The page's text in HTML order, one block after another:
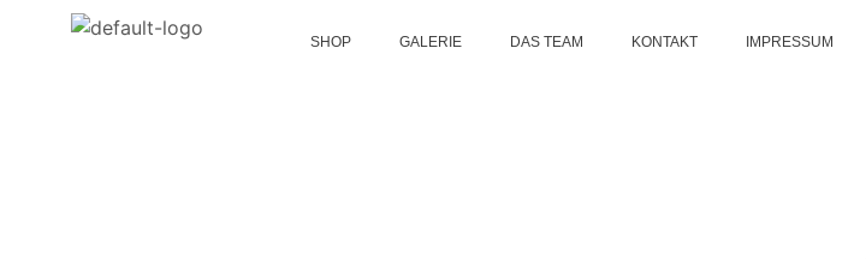
SHOP GALERIE DAS TEAM KONTAKT IMPRESSUM